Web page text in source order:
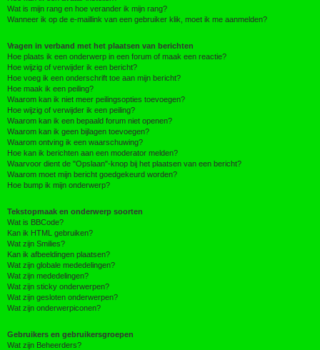
Wat is mijn rang en hoe verander ik mijn rang?
Wanneer ik op de e-maillink van een gebruiker klik, moet ik me aanmelden?
Vragen in verband met het plaatsen van berichten
Hoe plaats ik een onderwerp in een forum of maak een reactie?
Hoe wijzig of verwijder ik een bericht?
Hoe voeg ik een onderschrift toe aan mijn bericht?
Hoe maak ik een peiling?
Waarom kan ik niet meer peilingsopties toevoegen?
Hoe wijzig of verwijder ik een peiling?
Waarom kan ik een bepaald forum niet openen?
Waarom kan ik geen bijlagen toevoegen?
Waarom ontving ik een waarschuwing?
Hoe kan ik berichten aan een moderator melden?
Waarvoor dient de "Opslaan"-knop bij het plaatsen van een bericht?
Waarom moet mijn bericht goedgekeurd worden?
Hoe bump ik mijn onderwerp?
Tekstopmaak en onderwerp soorten
Wat is BBCode?
Kan ik HTML gebruiken?
Wat zijn Smilies?
Kan ik afbeeldingen plaatsen?
Wat zijn globale mededelingen?
Wat zijn mededelingen?
Wat zijn sticky onderwerpen?
Wat zijn gesloten onderwerpen?
Wat zijn onderwerpiconen?
Gebruikers en gebruikersgroepen
Wat zijn Beheerders?